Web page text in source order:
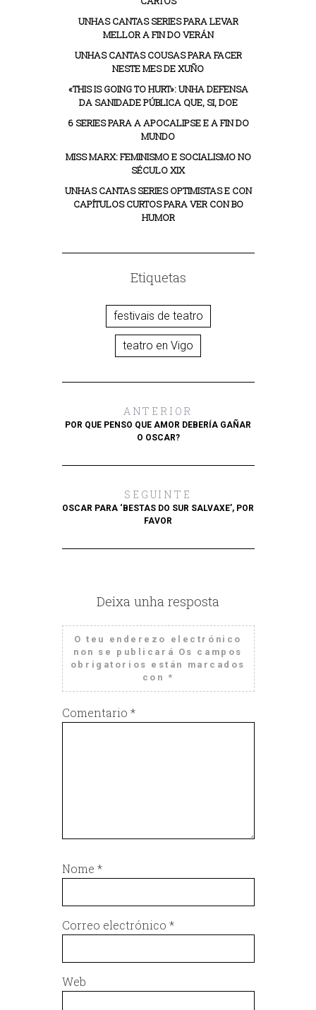
UNHAS CANTAS SERIES PARA LEVAR
MELLOR A FIN DO VERÁN
UNHAS CANTAS COUSAS PARA FACER
NESTE MES DE XUÑO
«THIS IS GOING TO HURT»: UNHA DEFENSA
DA SANIDADE PÚBLICA QUE, SI, DOE
6 SERIES PARA A APOCALIPSE E A FIN DO
MUNDO
MISS MARX: FEMINISMO E SOCIALISMO NO
SÉCULO XIX
UNHAS CANTAS SERIES OPTIMISTAS E CON
CAPÍTULOS CURTOS PARA VER CON BO
HUMOR
Etiquetas
festivais de teatro
teatro en Vigo
ANTERIOR
POR QUE PENSO QUE AMOR DEBERÍA GAÑAR
O OSCAR?
SEGUINTE
OSCAR PARA ‘BESTAS DO SUR SALVAXE’, POR
FAVOR
Deixa unha resposta
O teu enderezo electrónico
non se publicará Os campos
obrigatorios están marcados
con *
Comentario *
Nome *
Correo electrónico *
Web